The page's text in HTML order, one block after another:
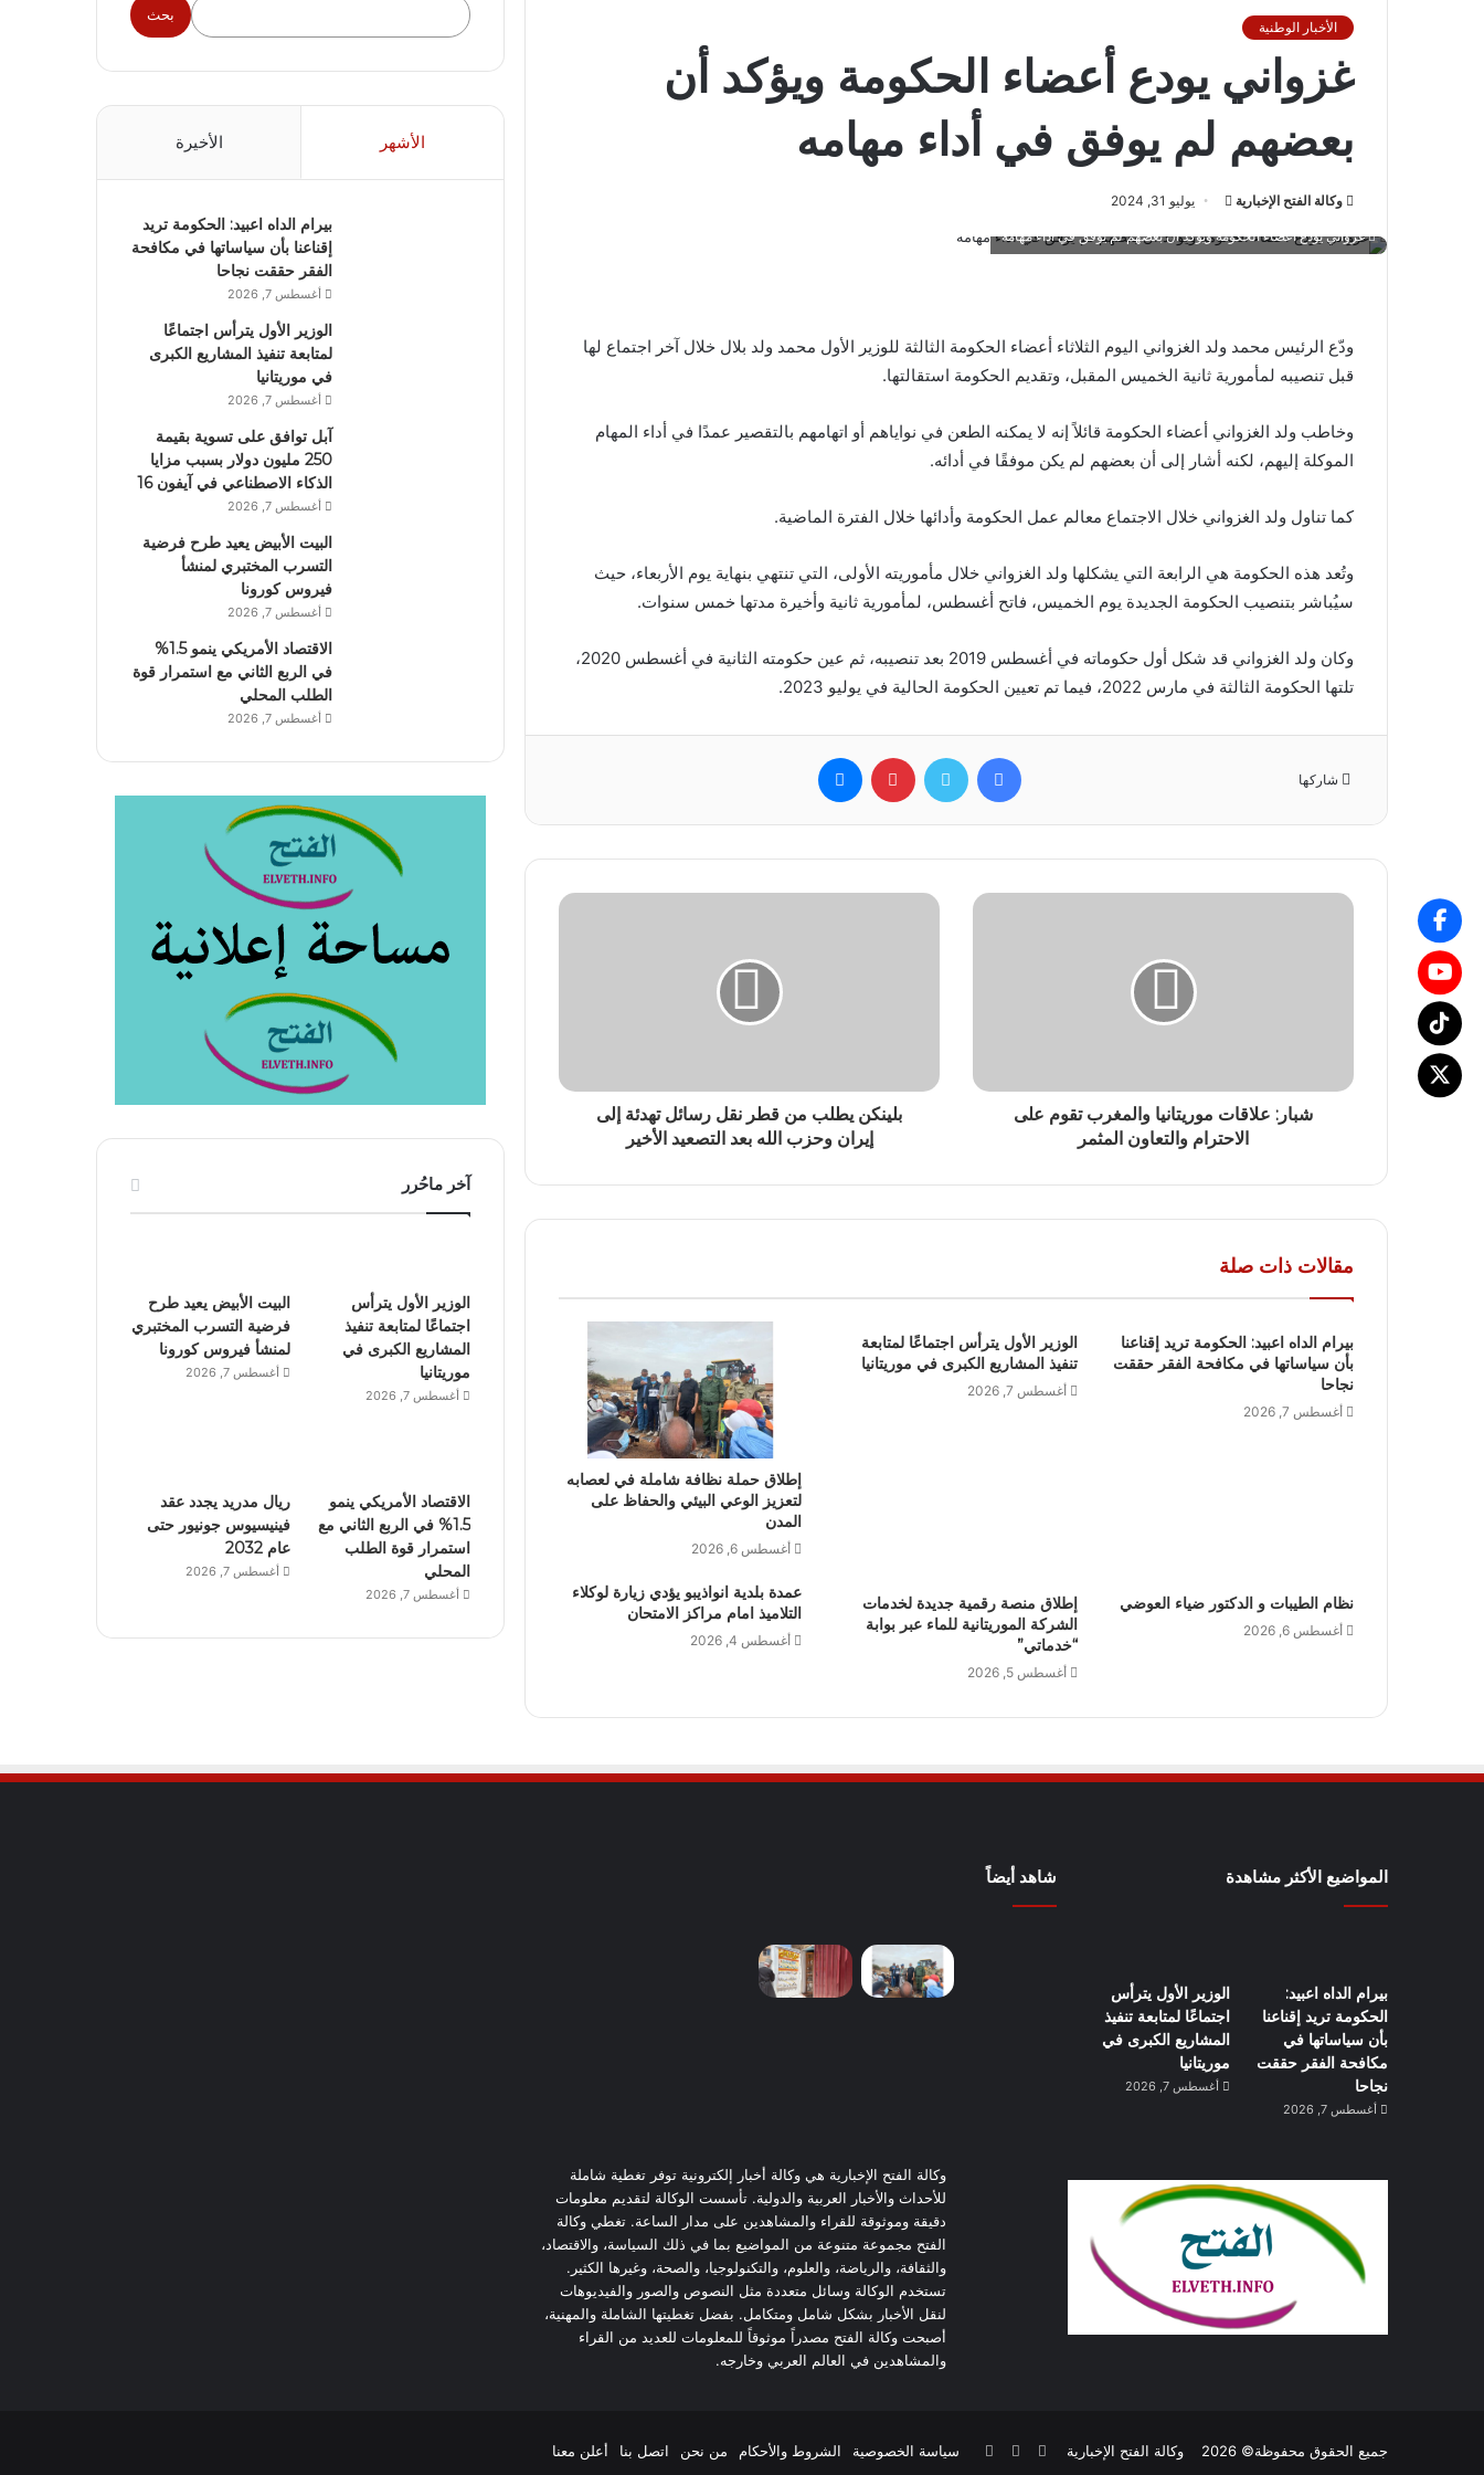
الأخبار الوطنية
غزواني يودع أعضاء الحكومة ويؤكد أن
بعضهم لم يوفق في أداء مهامه
وكالة الفتح الإخبارية
أرسل
إلكترونيا
يوليو 31, 2024
غزواني يودع أعضاء الحكومة ويؤكد أن بعضهم لم يوفق في أداء مهامه
ودّع الرئيس محمد ولد الغزواني اليوم الثلاثاء أعضاء الحكومة الثالثة للوزير الأول محمد ولد بلال خلال آخر اجتماع لها
قبل تنصيبه لمأمورية ثانية الخميس المقبل، وتقديم الحكومة استقالتها.
وخاطب ولد الغزواني أعضاء الحكومة قائلاً إنه لا يمكنه الطعن في نواياهم أو اتهامهم بالتقصير عمدًا في أداء المهام
الموكلة إليهم، لكنه أشار إلى أن بعضهم لم يكن موفقًا في أدائه.
كما تناول ولد الغزواني خلال الاجتماع معالم عمل الحكومة وأدائها خلال الفترة الماضية.
وتُعد هذه الحكومة هي الرابعة التي يشكلها ولد الغزواني خلال مأموريته الأولى، التي تنتهي بنهاية يوم الأربعاء، حيث
سيُباشر بتنصيب الحكومة الجديدة يوم الخميس، فاتح أغسطس، لمأمورية ثانية وأخيرة مدتها خمس سنوات.
وكان ولد الغزواني قد شكل أول حكوماته في أغسطس 2019 بعد تنصيبه، ثم عين حكومته الثانية في أغسطس 2020،
تلتها الحكومة الثالثة في مارس 2022، فيما تم تعيين الحكومة الحالية في يوليو 2023.
شاركها
فيسبوك تويتر بينتيريست
شبار: علاقات موريتانيا والمغرب تقوم على
الاحترام والتعاون المثمر
بلينكن يطلب من قطر نقل رسائل تهدئة إلى
إيران وحزب الله بعد التصعيد الأخير
مقالات ذات صلة
بيرام الداه اعبيد: الحكومة تريد إقناعنا
بأن سياساتها في مكافحة الفقر حققت
نجاحا
أغسطس 7, 2026
الوزير الأول يترأس اجتماعًا لمتابعة
تنفيذ المشاريع الكبرى في موريتانيا
أغسطس 7, 2026
إطلاق حملة نظافة شاملة في لعصابه
لتعزيز الوعي البيئي والحفاظ على
المدن
أغسطس 6, 2026
نظام الطيبات و الدكتور ضياء العوضي
أغسطس 6, 2026
إطلاق منصة رقمية جديدة لخدمات
الشركة الموريتانية للماء عبر بوابة
“خدماتي”
أغسطس 5, 2026
عمدة بلدية انواذيبو يؤدي زيارة لوكلاء
التلاميذ امام مراكز الامتحان
أغسطس 4, 2026
بحث
الأشهر الأخيرة
بيرام الداه اعبيد: الحكومة تريد
إقناعنا بأن سياساتها في مكافحة
الفقر حققت نجاحا
أغسطس 7, 2026
الوزير الأول يترأس اجتماعًا
لمتابعة تنفيذ المشاريع الكبرى
في موريتانيا
أغسطس 7, 2026
آبل توافق على تسوية بقيمة
250 مليون دولار بسبب مزايا
الذكاء الاصطناعي في آيفون 16
أغسطس 7, 2026
البيت الأبيض يعيد طرح فرضية
التسرب المختبري لمنشأ
فيروس كورونا
أغسطس 7, 2026
الاقتصاد الأمريكي ينمو 1.5%
في الربع الثاني مع استمرار قوة
الطلب المحلي
أغسطس 7, 2026
آخر ماحُرر
الوزير الأول يترأس
اجتماعًا لمتابعة تنفيذ
المشاريع الكبرى في
موريتانيا
أغسطس 7, 2026
البيت الأبيض يعيد طرح
فرضية التسرب المختبري
لمنشأ فيروس كورونا
أغسطس 7, 2026
الاقتصاد الأمريكي ينمو
1.5% في الربع الثاني مع
استمرار قوة الطلب
المحلي
أغسطس 7, 2026
ريال مدريد يجدد عقد
فينيسيوس جونيور حتى
عام 2032
أغسطس 7, 2026
المواضيع الأكثر مشاهدة
بيرام الداه اعبيد:
الحكومة تريد إقناعنا
بأن سياساتها في
مكافحة الفقر حققت
نجاحا
أغسطس 7, 2026
الوزير الأول يترأس
اجتماعًا لمتابعة تنفيذ
المشاريع الكبرى في
موريتانيا
أغسطس 7, 2026
شاهد أيضاً
وكالة الفتح الإخبارية هي وكالة أخبار إلكترونية توفر تغطية شاملة
للأحداث والأخبار العربية والدولية. تأسست الوكالة لتقديم معلومات
دقيقة وموثوقة للقراء والمشاهدين على مدار الساعة. تغطي وكالة
الفتح مجموعة متنوعة من المواضيع بما في ذلك السياسة، والاقتصاد،
والثقافة، والرياضة، والعلوم، والتكنولوجيا، والصحة، وغيرها الكثير.
تستخدم الوكالة وسائل متعددة مثل النصوص والصور والفيديوهات
لنقل الأخبار بشكل شامل ومتكامل. بفضل تغطيتها الشاملة والمهنية،
أصبحت وكالة الفتح مصدراً موثوقاً للمعلومات للعديد من القراء
والمشاهدين في العالم العربي وخارجه.
جميع الحقوق محفوظة© 2026 وكالة الفتح الإخبارية سياسة الخصوصية الشروط والأحكام من نحن اتصل بنا أعلن معنا فيسبوك
تويتر يوتيوب